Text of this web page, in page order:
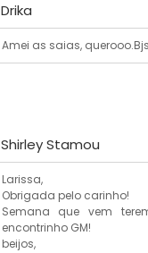
Drika
Amei as saias, querooo.Bjs
Shirley Stamou
Larissa,
Obrigada pelo carinho!
Semana que vem
encontrinho GM!
beijos,